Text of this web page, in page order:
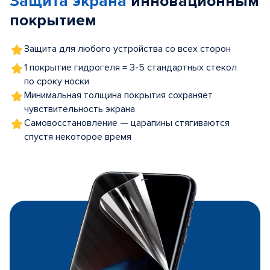
покрытием
Защита для любого устройства со всех сторон
1 покрытие гидрогеля = 3-5 стандартных стекол
по сроку носки
Минимальная толщина покрытия сохраняет
чувствительность экрана
Самовосстановление — царапины стягиваются
спустя некоторое время